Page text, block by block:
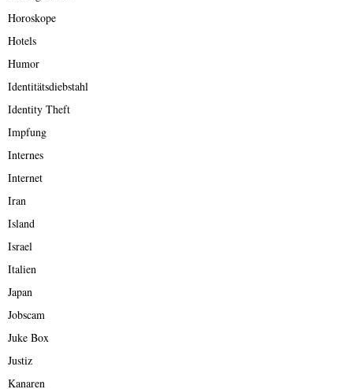
Horoskope
Hotels
Humor
Identitätsdiebstahl
Identity Theft
Impfung
Internes
Internet
Iran
Island
Israel
Italien
Japan
Jobscam
Juke Box
Justiz
Kanaren